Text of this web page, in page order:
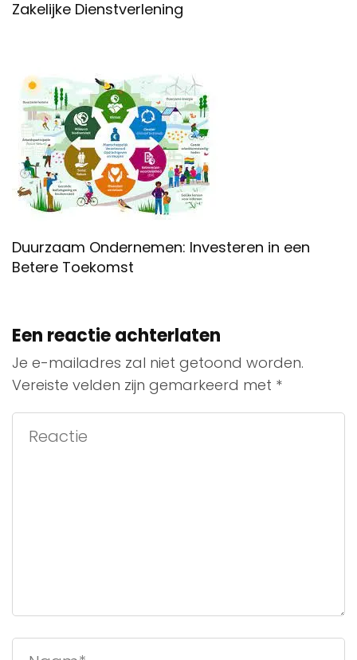
Zakelijke Dienstverlening
Duurzaam Ondernemen: Investeren in een
Betere Toekomst
Een reactie achterlaten
Je e-mailadres zal niet getoond worden.
Vereiste velden zijn gemarkeerd met *